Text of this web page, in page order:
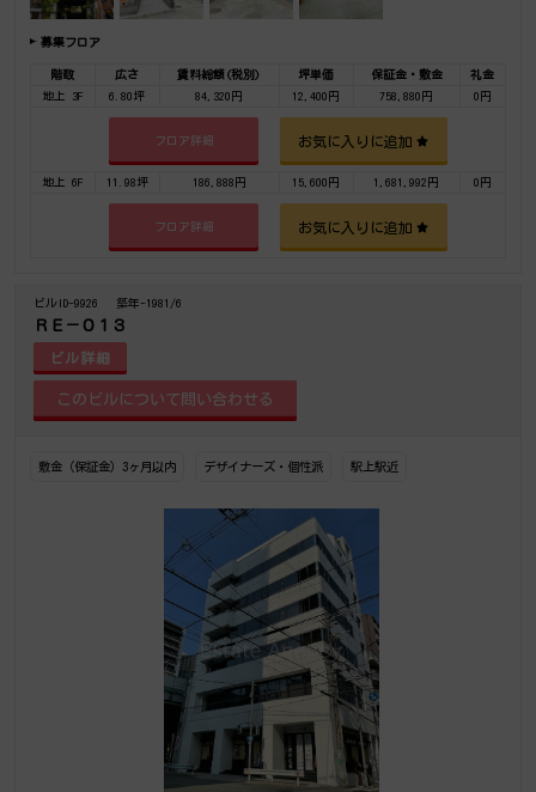
募集フロア
階数 広さ 賃料総額(税別) 坪単価 保証金・敷金
礼金
地上 3F
6.80坪 84,320円 12,400円 758,880円 0円
フロア詳細 お気に入りに追加
地上 6F 11.98坪 186,888円 15,600円 1,681,992円 0円
フロア詳細 お気に入りに追加
ビルID-9926 築年-1981/6
ＲＥ－０１３
ビル詳細
敷金（保証金）3ヶ月以内 デザイナーズ・個性派 駅上駅近